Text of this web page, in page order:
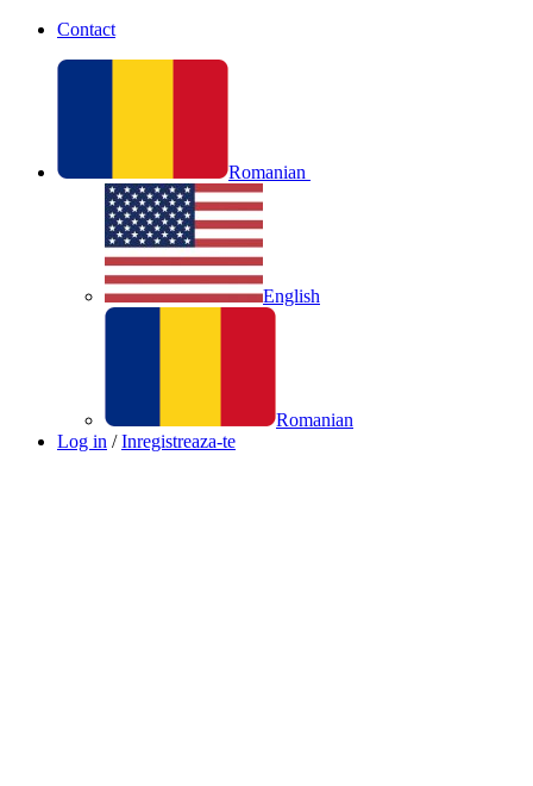
Contact
Romanian
English
Romanian
Log in / Inregistreaza-te